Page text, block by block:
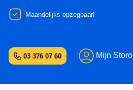
Maandelijks opzegbaar!
03 376 07 60 Mijn Storo